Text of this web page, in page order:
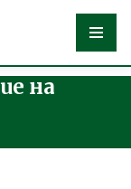
на